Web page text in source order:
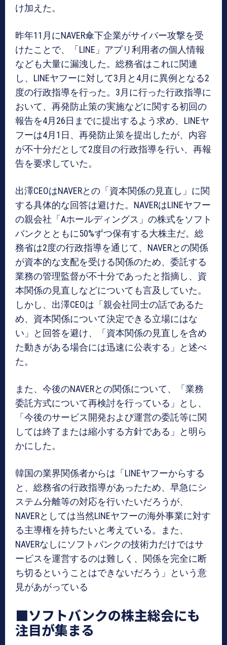
け加えた。
昨年11月にNAVER傘下企業がサイバー攻撃を受
けたことで、「LINE」アプリ利用者の個人情報
なども大量に漏洩した。総務省はこれに関連
し、LINEヤフーに対して3月と4月に異例となる2
度の行政指導を行った。3月に行った行政指導に
おいて、再発防止策の実施などに関する初回の
報告を4月26日までに提出するよう求め、LINEヤ
フーは4月1日、再発防止策を提出したが、内容
が不十分だとして2度目の行政指導を行い、再報
告を要求していた。
出澤CEOはNAVERとの「資本関係の見直し」に関
する具体的な回答は避けた。NAVERはLINEヤフー
の親会社「Aホールディングス」の株式をソフト
バンクとともに50%ずつ保有する大株主だ。総
務省は2度の行政指導を通じて、NAVERとの関係
が資本的な支配を受ける関係のため、委託する
業務の管理監督が不十分であったと指摘し、資
本関係の見直しなどについても言及していた。
しかし、出澤CEOは「親会社同士の話であるた
め、資本関係について決定できる立場にはな
い」と回答を避け、「資本関係の見直しを含め
た動きがある場合には迅速に公表する」と述べ
た。
また、今後のNAVERとの関係について、「業務
委託方式について再検討を行っている」とし、
「今後のサービス開発および運営の委託等に関
しては終了または縮小する方針である」と明ら
かにした。
韓国の業界関係者からは「LINEヤフーからする
と、総務省の行政指導があったため、早急にシ
ステム分離等の対応を行いたいだろうが、
NAVERとしては当然LINEヤフーの海外事業に対す
る主導権を持ちたいと考えている。また、
NAVERなしにソフトバンクの技術力だけではサ
ービスを運営するのは難しく、関係を完全に断
ち切るということはできないだろう」という意
見があがっている
■ソフトバンクの株主総会にも
注目が集まる